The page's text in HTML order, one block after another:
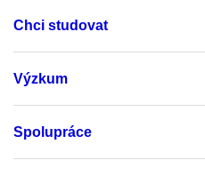
Chci studovat
Výzkum
Spolupráce